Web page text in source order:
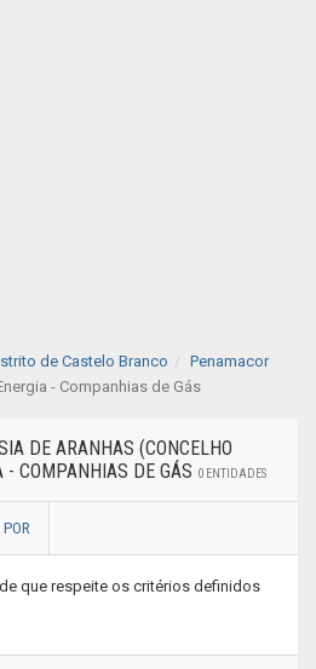
de Castelo Branco
Penamacor
- Companhias de Gás
DE ARANHAS (CONCELHO
- COMPANHIAS DE GÁS 0 ENTIDADES
POR
que respeite os critérios definidos